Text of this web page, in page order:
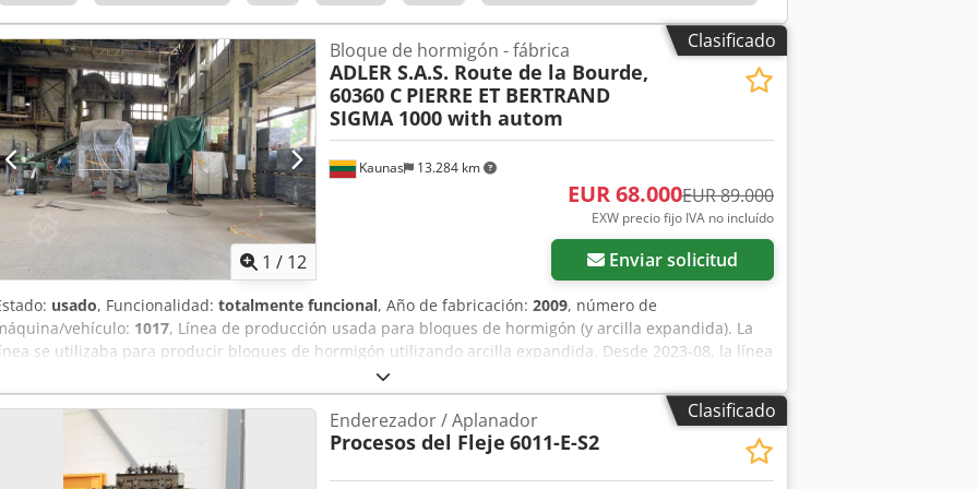
3520 x 400 x 580 mm Peso: 340 kg En buen estado Posibles controladores de accionamiento bajo los
Clasificado
1 / 12
Kaunas 13.284 km
Bloque de hormigón - fábrica
ADLER S.A.S. Route de la Bourde,
60360 C PIERRE ET BERTRAND
SIGMA 1000 with autom
EUR 68.000EUR 89.000
EXW precio fijo IVA no incluído
Enviar solicitud
usado, Funcionalidad: totalmente funcional, Año de fabricación: 2009, número de
vehículo: 1017, Línea de producción usada para bloques de hormigón (y arcilla expandida). La
se utilizaba para producir bloques de hormigón utilizando arcilla expandida. Desde 2023-08, la línea
ya no está en funcionamiento, se ha conservado. Línea de bloques en orden: - 2 pcs. silos pequeños (con
con aletas neumáticas). - Transportador de suministro de materia prima a la tolva de pesaje. - Tolva
de pesaje. - Transportador de suministro de materia prima desde la tolva de pesaje hasta la mezcladora. -
Mezcladora FK Machinery (Polonia, 2022, capacidad de la cuchara 1200 l, potencia del motor 18,5 kW). -
Transportador de alimentación de la mezcla desde la mezcladora hasta la prensa vibratoria SIGMA 1000. -
Clasificado
Enderezador / Aplanador
Procesos del Fleje 6011-E-S2